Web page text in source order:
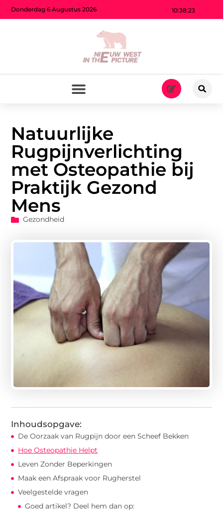
10:38:24
Donderdag 6 Augustus 2026
Natuurlijke
Rugpijnverlichting
met Osteopathie bij
Praktijk Gezond
Mens
Gezondheid
Inhoudsopgave:
De Oorzaak van Rugpijn door een Scheef Bekken
Hoe Osteopathie Helpt
Leven Zonder Beperkingen
Maak een Afspraak voor Rugherstel
Veelgestelde vragen
Goed artikel? Deel hem dan op: